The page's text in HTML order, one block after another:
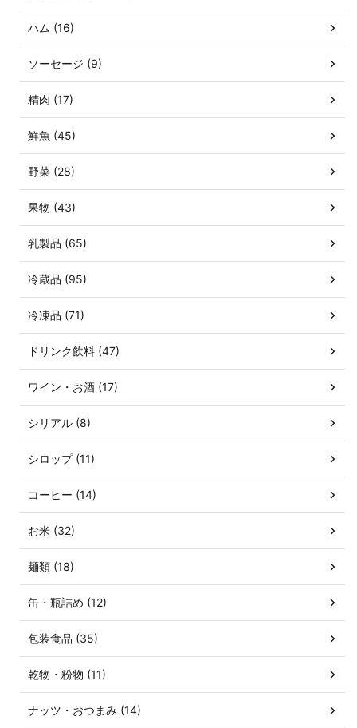
ハム (16)
ソーセージ (9)
精肉 (17)
鮮魚 (45)
野菜 (28)
果物 (43)
乳製品 (65)
冷蔵品 (95)
冷凍品 (71)
ドリンク飲料 (47)
ワイン・お酒 (17)
シリアル (8)
シロップ (11)
コーヒー (14)
お米 (32)
麺類 (18)
缶・瓶詰め (12)
包装食品 (35)
乾物・粉物 (11)
ナッツ・おつまみ (14)